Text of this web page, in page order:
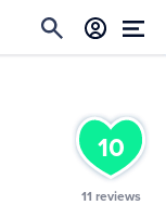
10
11 reviews